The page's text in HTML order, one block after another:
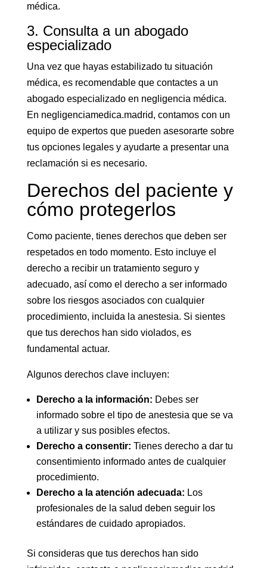
médica.
3. Consulta a un abogado
especializado
Una vez que hayas estabilizado tu situación
médica, es recomendable que contactes a un
abogado especializado en negligencia médica.
En negligenciamedica.madrid, contamos con un
equipo de expertos que pueden asesorarte sobre
tus opciones legales y ayudarte a presentar una
reclamación si es necesario.
Derechos del paciente y
cómo protegerlos
Como paciente, tienes derechos que deben ser
respetados en todo momento. Esto incluye el
derecho a recibir un tratamiento seguro y
adecuado, así como el derecho a ser informado
sobre los riesgos asociados con cualquier
procedimiento, incluida la anestesia. Si sientes
que tus derechos han sido violados, es
fundamental actuar.
Algunos derechos clave incluyen:
Derecho a la información: Debes ser
informado sobre el tipo de anestesia que se va
a utilizar y sus posibles efectos.
Derecho a consentir: Tienes derecho a dar tu
consentimiento informado antes de cualquier
procedimiento.
Derecho a la atención adecuada: Los
profesionales de la salud deben seguir los
estándares de cuidado apropiados.
Si consideras que tus derechos han sido